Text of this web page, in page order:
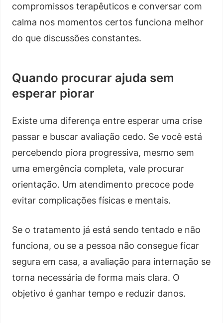
compromissos terapêuticos e conversar com
calma nos momentos certos funciona melhor
do que discussões constantes.
Quando procurar ajuda sem
esperar piorar
Existe uma diferença entre esperar uma crise
passar e buscar avaliação cedo. Se você está
percebendo piora progressiva, mesmo sem
uma emergência completa, vale procurar
orientação. Um atendimento precoce pode
evitar complicações físicas e mentais.
Se o tratamento já está sendo tentado e não
funciona, ou se a pessoa não consegue ficar
segura em casa, a avaliação para internação se
torna necessária de forma mais clara. O
objetivo é ganhar tempo e reduzir danos.